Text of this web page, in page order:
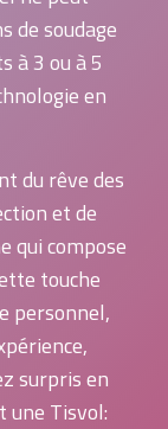
de soudage
à 3 ou à 5
en
du rêve des
et de
qui compose
touche
personnel,
surpris en
une Tisvol: